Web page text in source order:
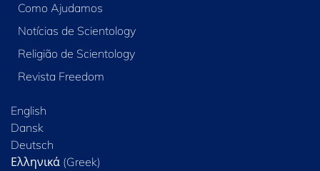
Como Ajudamos
Notícias de Scientology
Religião de Scientology
Revista Freedom
English
Dansk
Deutsch
Ελληνικά (Greek)